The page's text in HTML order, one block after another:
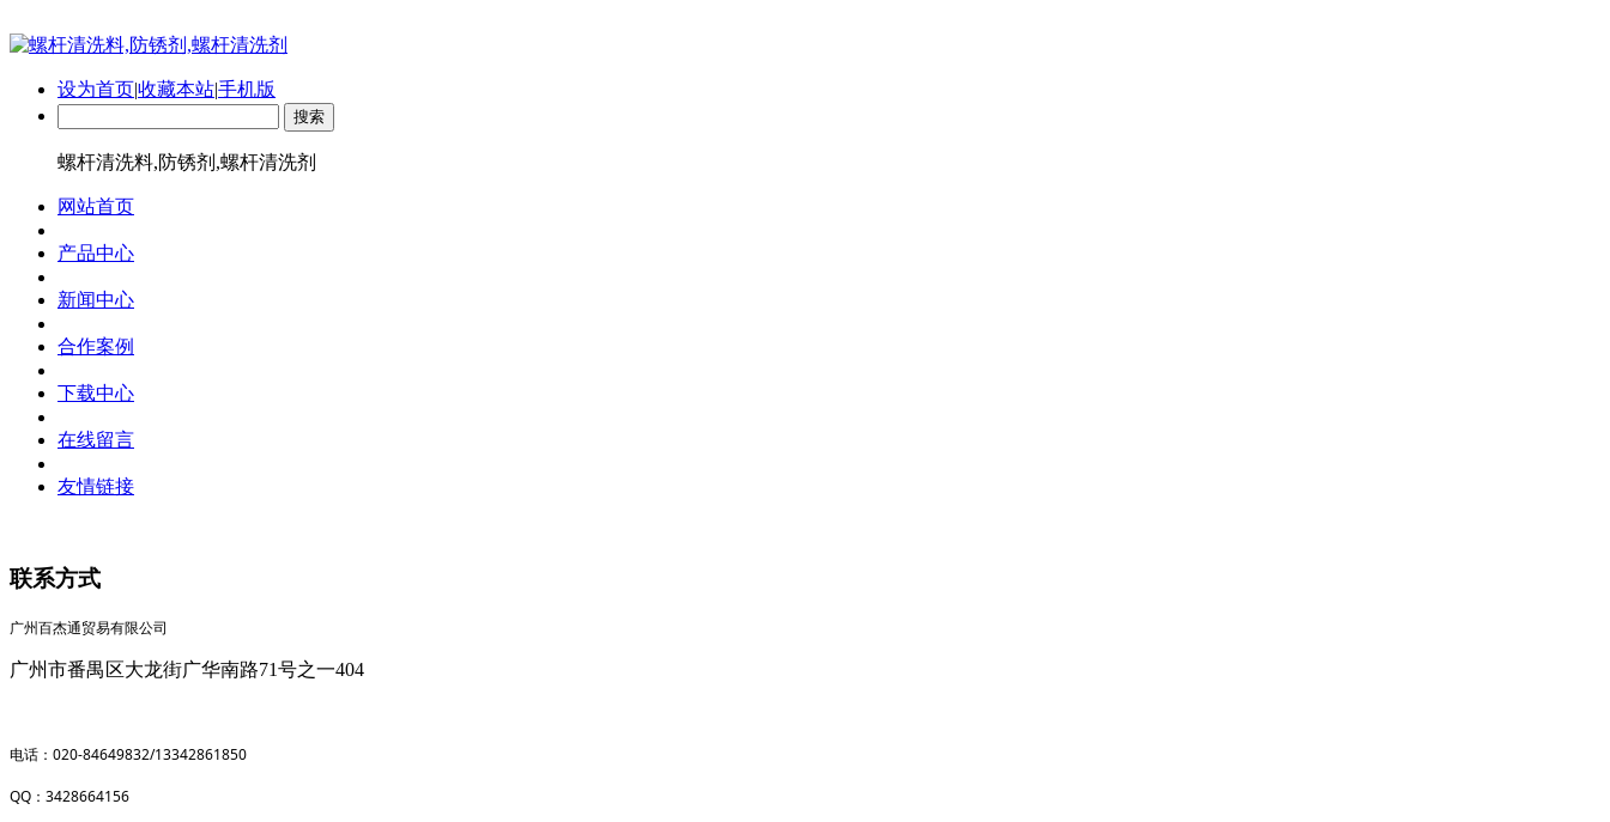
设为首页|收藏本站|手机版
螺杆清洗料,防锈剂,螺杆清洗剂
网站首页
产品中心
新闻中心
合作案例
下载中心
在线留言
友情链接
联系方式
广州百杰通贸易有限公司
广州市番禺区大龙街广华南路71号之一404
电话： 020-84649832/13342861850
QQ ： 3428664156